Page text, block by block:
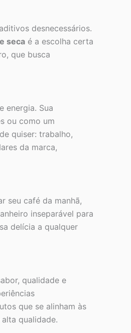
desnecessários.
seca é a escolha certa
que busca
energia. Sua
ou como um
quiser: trabalho,
da marca,
seu café da manhã,
inseparável para
delícia a qualquer
qualidade e
que se alinham às
qualidade.